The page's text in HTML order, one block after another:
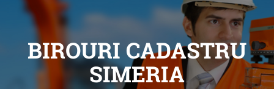
BIROURI CADASTRU
SIMERIA